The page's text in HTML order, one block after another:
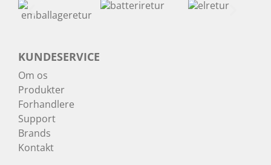
KUNDESERVICE
Om os
Produkter
Forhandlere
Support
Brands
Kontakt